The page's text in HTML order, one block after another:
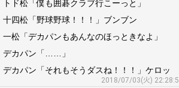
トド松「僕も囲碁クラブ行こーっと」
十四松「野球野球！！！」ブンブン
一松「デカパンもあんなのほっときなよ」
デカパン「……」
デカパン「それもそうダスね！！！」ケロッ
2018/07/03(火)